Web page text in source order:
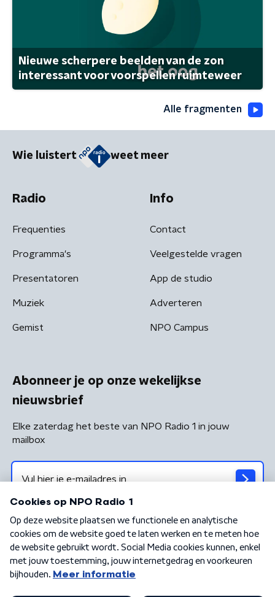
Nieuwe scherpere beelden van de zon
interessant voor voorspellen ruimteweer
Alle fragmenten
Wie luistert weet meer
Radio
Frequenties
Programma's
Presentatoren
Muziek
Gemist
Info
Contact
Veelgestelde vragen
App de studio
Adverteren
NPO Campus
Abonneer je op onze wekelijkse
nieuwsbrief
Elke zaterdag het beste van NPO Radio 1 in jouw
mailbox
Algemene voorwaarden